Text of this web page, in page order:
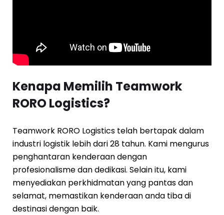
Kenapa Memilih Teamwork
RORO Logistics?
Teamwork RORO Logistics telah bertapak dalam
industri logistik lebih dari 28 tahun. Kami mengurus
penghantaran kenderaan dengan
profesionalisme dan dedikasi. Selain itu, kami
menyediakan perkhidmatan yang pantas dan
selamat, memastikan kenderaan anda tiba di
destinasi dengan baik.